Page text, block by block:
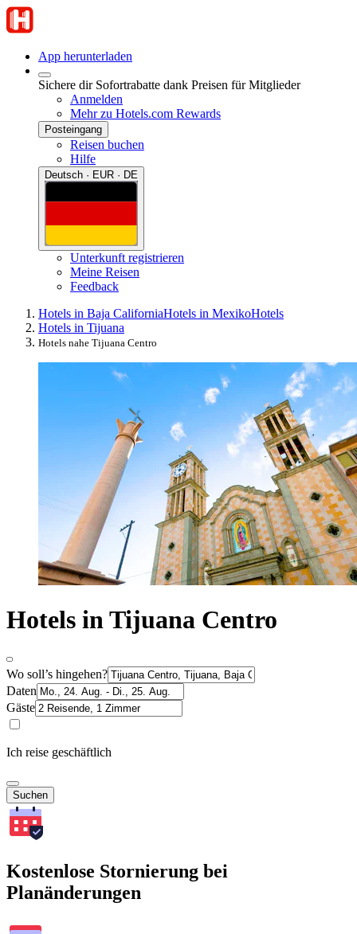
App herunterladen
Sichere dir Sofortrabatte dank Preisen für Mitglieder
Anmelden
Mehr zu Hotels.com Rewards
Posteingang
Reisen buchen
Hilfe
Deutsch · EUR · DE
Unterkunft registrieren
Meine Reisen
Feedback
Hotels in Baja CaliforniaHotels in MexikoHotels
Hotels in Tijuana
Hotels nahe Tijuana Centro
Hotels in Tijuana Centro
Wo soll’s hingehen?
Daten
Gäste
Ich reise geschäftlich
Suchen
Kostenlose Stornierung bei
Planänderungen